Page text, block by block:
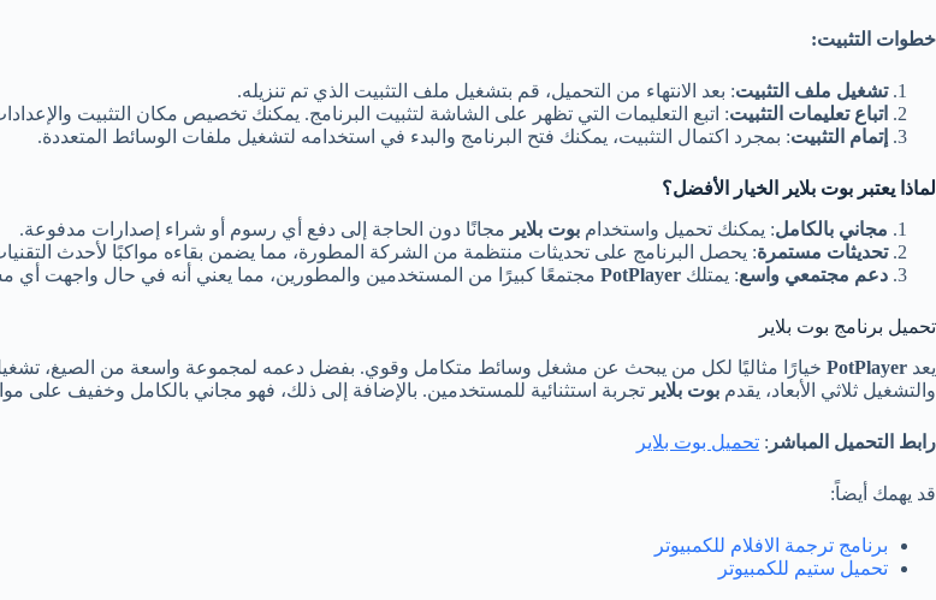
خطوات التثبيت:
تشغيل ملف التثبيت: بعد الانتهاء من التحميل، قم بتشغيل ملف التثبيت الذي تم تنزيله.
اتباع تعليمات التثبيت: اتبع التعليمات التي تظهر على الشاشة لتثبيت البرنامج. يمكنك تخصيص مكان التثبيت
إتمام التثبيت: بمجرد اكتمال التثبيت، يمكنك فتح البرنامج والبدء في استخدامه لتشغيل ملفات الوسائط المتعددة.
لماذا يعتبر بوت بلاير الخيار الأفضل؟
مجاني بالكامل: يمكنك تحميل واستخدام بوت بلاير مجانًا دون الحاجة إلى دفع أي رسوم أو شراء إصدارات مدفوعة.
تحديثات مستمرة: يحصل البرنامج على تحديثات منتظمة من الشركة المطورة، مما يضمن بقاءه مواكبًا لأحدث
دعم مجتمعي واسع: يمتلك PotPlayer مجتمعًا كبيرًا من المستخدمين والمطورين، مما يعني أنه في حال واجهت أي
تحميل برنامج بوت بلاير
يعد PotPlayer
والتشغيل ثلاثي الأبعاد، يقدم بوت بلاير تجربة استثنائية للمستخدمين. بالإضافة إلى ذلك، فهو مجاني بالكامل وخفيف على
رابط التحميل المباشر : تحميل بوت بلاير
قد يهمك أيضاً:
برنامج ترجمة الافلام للكمبيوتر
تحميل ستيم للكمبيوتر